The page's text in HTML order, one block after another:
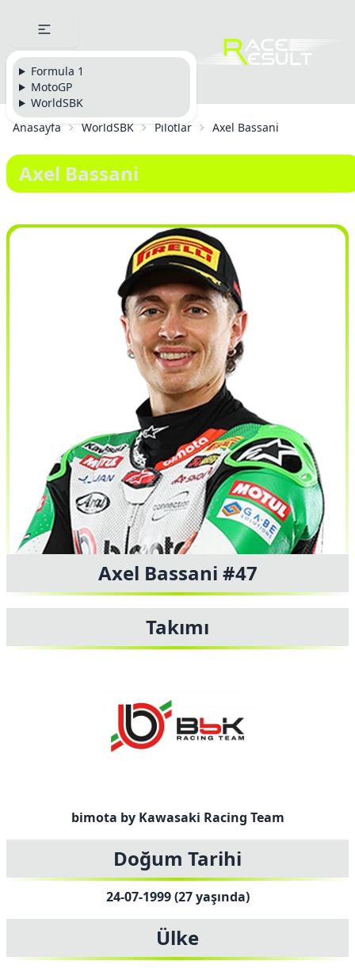
Formula 1
MotoGP
WorldSBK
Anasayfa
WorldSBK Pilotlar Axel Bassani
Axel Bassani
Axel Bassani #47
Takımı
bimota by Kawasaki Racing Team
Doğum Tarihi
24-07-1999 (27 yaşında)
Ülke